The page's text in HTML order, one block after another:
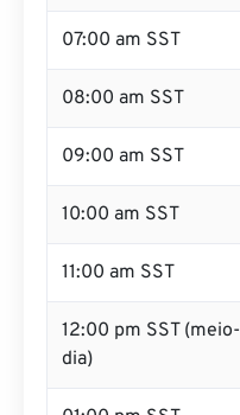
07:00 am SST
08:00 am SST
09:00 am SST
10:00 am SST
11:00 am SST
12:00 pm SST (meio-
dia)